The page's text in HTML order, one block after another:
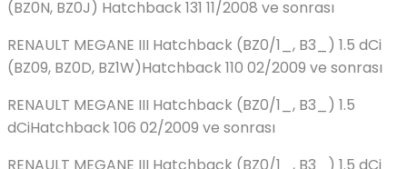
(BZ0N, BZ0J) Hatchback 131 11/2008 ve sonrası
RENAULT MEGANE III Hatchback (BZ0/1_, B3_) 1.5 dCi
(BZ09, BZ0D, BZ1W)Hatchback 110 02/2009 ve sonrası
RENAULT MEGANE III Hatchback (BZ0/1_, B3_) 1.5
dCiHatchback 106 02/2009 ve sonrası